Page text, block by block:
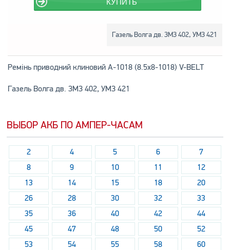
КУПИТЬ
Газель Волга дв. ЗМЗ 402, УМЗ 421
Ремінь приводний клиновий А-1018 (8.5х8-1018) V-BELT
Газель Волга дв. ЗМЗ 402, УМЗ 421
ВЫБОР АКБ ПО АМПЕР-ЧАСАМ
2 4 5 6
7
8
9 10 11
12
13
14 15 18
20
26
28 30 32
33
35
36 40 42
44
45
47 48 50
52
53
54 55 58
60